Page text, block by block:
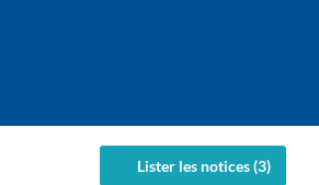
Lister les notices (3)